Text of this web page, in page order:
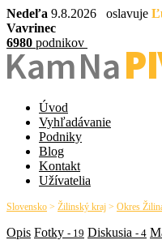
Nedeľa 9.8.2026 oslavuje
Vavrinec
6980 podnikov
Kam Na
Úvod
Vyhľadávanie
Podniky
Blog
Kontakt
Užívatelia
Slovensko > Žilinský kraj > Okres
Opis Fotky - 19 Diskusia - 4